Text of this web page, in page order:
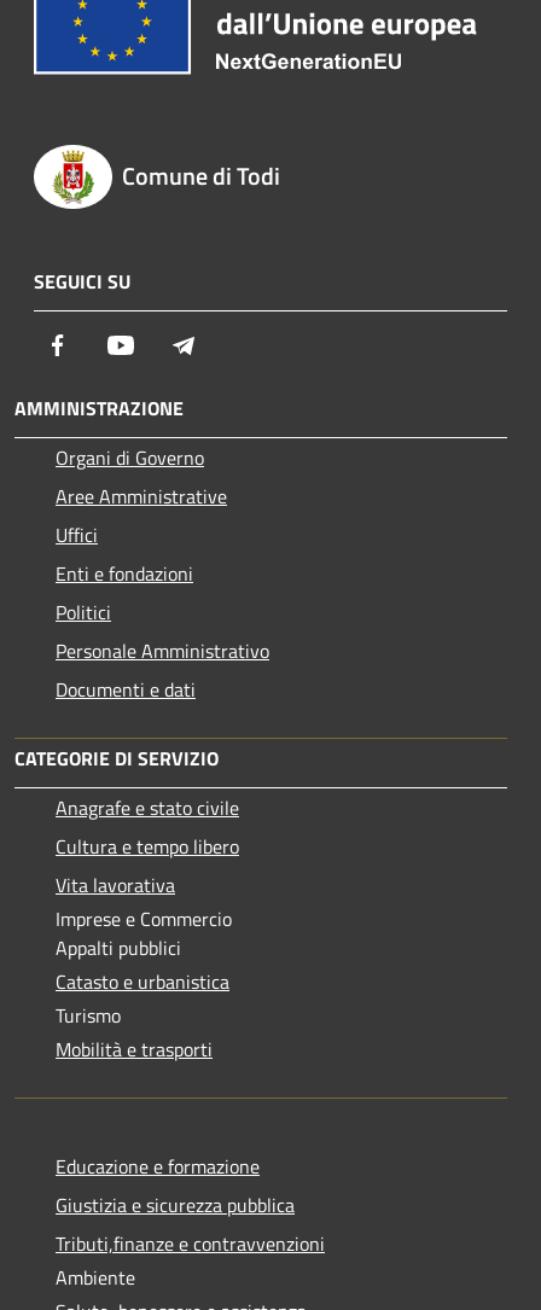
Comune di Todi
SEGUICI SU
Facebook Youtube
AMMINISTRAZIONE
Organi di Governo
Aree Amministrative
Uffici
Enti e fondazioni
Politici
Personale Amministrativo
Documenti e dati
CATEGORIE DI SERVIZIO
Anagrafe e stato civile
Cultura e tempo libero
Vita lavorativa
Imprese e Commercio
Appalti pubblici
Catasto e urbanistica
Turismo
Mobilità e trasporti
Educazione e formazione
Giustizia e sicurezza pubblica
Tributi,finanze e contravvenzioni
Ambiente